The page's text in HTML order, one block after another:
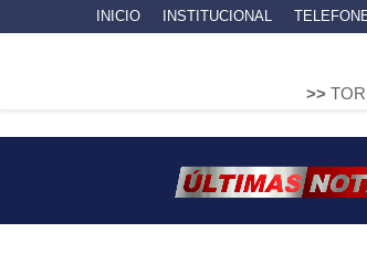
INICIO INSTITUCIONAL
TORNADO